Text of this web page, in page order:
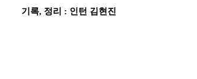
기록, 정리 : 인턴 김현진